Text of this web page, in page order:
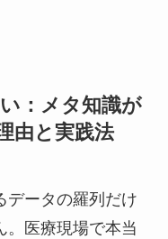
：メタ知識が
由と実践法
データの羅列だけ
。医療現場で本当